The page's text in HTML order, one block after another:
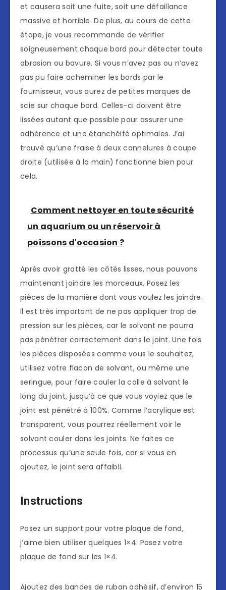
et causera soit une fuite, soit une défaillance
massive et horrible. De plus, au cours de cette
étape, je vous recommande de vérifier
soigneusement chaque bord pour détecter toute
abrasion ou bavure. Si vous n’avez pas ou n’avez
pas pu faire acheminer les bords par le
fournisseur, vous aurez de petites marques de
scie sur chaque bord. Celles-ci doivent être
lissées autant que possible pour assurer une
adhérence et une étanchéité optimales. J’ai
trouvé qu’une fraise à deux cannelures à coupe
droite (utilisée à la main) fonctionne bien pour
cela.
Comment nettoyer en toute sécurité
un aquarium ou un réservoir à
poissons d'occasion ?
Après avoir gratté les côtés lisses, nous pouvons
maintenant joindre les morceaux. Posez les
pièces de la manière dont vous voulez les joindre.
Il est très important de ne pas appliquer trop de
pression sur les pièces, car le solvant ne pourra
pas pénétrer correctement dans le joint. Une fois
les pièces disposées comme vous le souhaitez,
utilisez votre flacon de solvant, ou même une
seringue, pour faire couler la colle à solvant le
long du joint, jusqu’à ce que vous voyiez que le
joint est pénétré à 100%. Comme l’acrylique est
transparent, vous pourrez réellement voir le
solvant couler dans les joints. Ne faites ce
processus qu’une seule fois, car si vous en
ajoutez, le joint sera affaibli.
Instructions
Posez un support pour votre plaque de fond,
j’aime bien utiliser quelques 1×4. Posez votre
plaque de fond sur les 1×4.
Ajoutez des bandes de ruban adhésif, d’environ 15